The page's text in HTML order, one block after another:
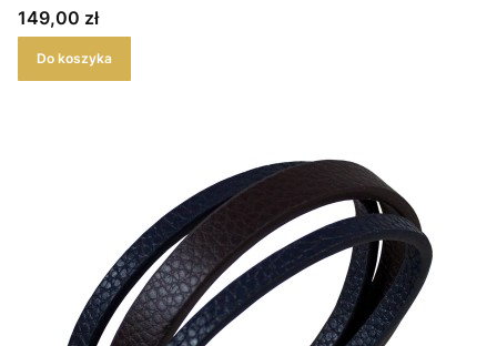
Cena
149,00 zł
Do koszyka